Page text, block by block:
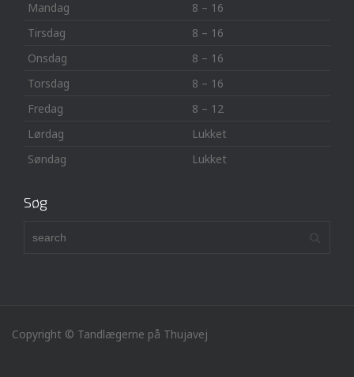
Mandag
8 – 16
Tirsdag
8 – 16
Onsdag
8 – 16
Torsdag
8 – 16
Fredag
8 – 12
Lørdag
Lukket
Søndag
Lukket
Søg
Copyright © Tandlægerne på Thujavej